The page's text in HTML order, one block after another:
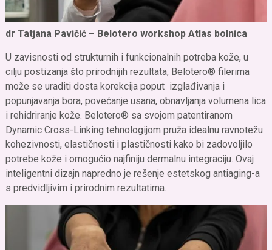
dr Tatjana Pavičić – Belotero workshop Atlas bolnica
U zavisnosti od strukturnih i funkcionalnih potreba kože, u
cilju postizanja što prirodnijih rezultata, Belotero® filerima
može se uraditi dosta korekcija poput izglađivanja i
popunjavanja bora, povećanje usana, obnavljanja volumena lica
i rehidriranje kože. Belotero® sa svojom patentiranom
Dynamic Cross-Linking tehnologijom pruža idealnu ravnotežu
kohezivnosti, elastičnosti i plastičnosti kako bi zadovoljilo
potrebe kože i omogućio najfiniju dermalnu integraciju. Ovaj
inteligentni dizajn napredno je rešenje estetskog antiaging-a
s predvidljivim i prirodnim rezultatima.